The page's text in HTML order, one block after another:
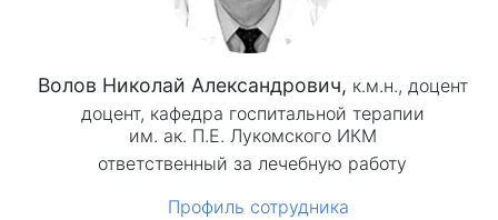
Волов Николай Александрович, к.м.н., доцент
доцент, кафедра госпитальной терапии
им. ак. П.Е. Лукомского ИКМ
ответственный за лечебную работу
Профиль сотрудника